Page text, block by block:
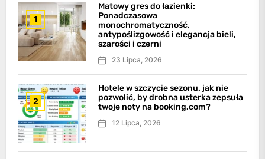
1
Matowy gres do łazienki:
Ponadczasowa
monochromatyczność,
antypoślizgowość i elegancja bieli,
szarości i czerni
23 Lipca, 2026
2
Hotele w szczycie sezonu. jak nie
pozwolić, by drobna usterka zepsuła
twoje noty na booking.com?
12 Lipca, 2026